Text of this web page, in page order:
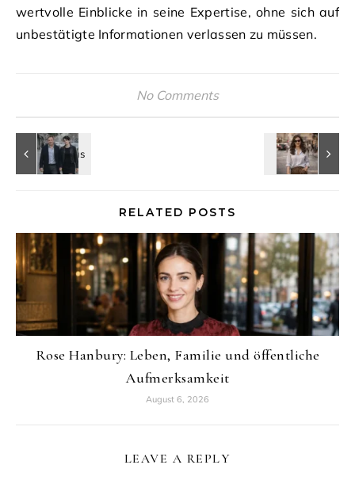
wertvolle Einblicke in seine Expertise, ohne sich auf
unbestätigte Informationen verlassen zu müssen.
No Comments
RELATED POSTS
Rose Hanbury: Leben, Familie und öffentliche
Aufmerksamkeit
August 6, 2026
LEAVE A REPLY